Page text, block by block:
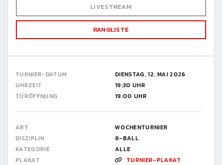
LIVESTREAM
RANGLISTE
TURNIER-DATUM
DIENSTAG, 12. MAI 2026
UHRZEIT
19:30 UHR
TÜRÖFFNUNG
19:00 UHR
ART
WOCHENTURNIER
DISZIPLIN
8-BALL
KATEGORIE
ALLE
PLAKAT
TURNIER-PLAKAT